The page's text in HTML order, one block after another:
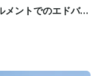
カイコス諸島のリーワード・セトルメントでのエドバルド・パワー・カタマラン・レンタル